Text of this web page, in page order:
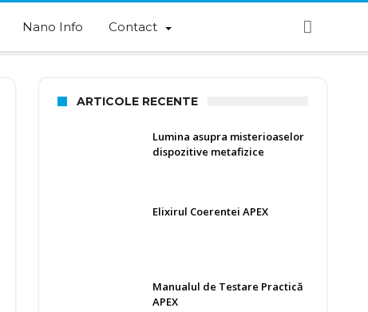
Nano Info Contact
ARTICOLE RECENTE
Lumina asupra misterioaselor
dispozitive metafizice
Elixirul Coerentei APEX
Manualul de Testare Practică
APEX